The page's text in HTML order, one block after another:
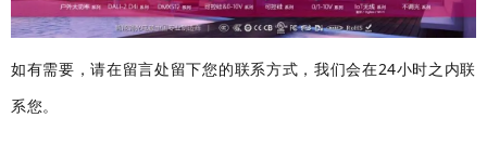
如有需要，请在留言处留下您的联系方式，我们会在24小时之内联
系您。